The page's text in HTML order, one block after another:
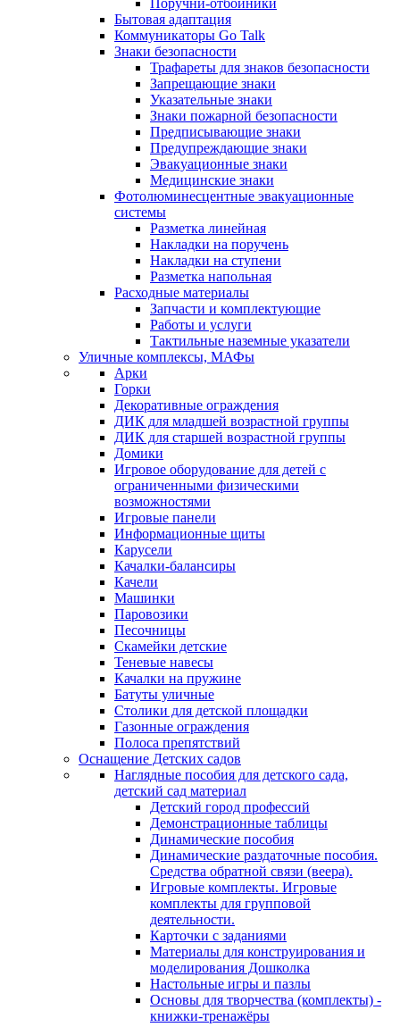
Поручни-отбойники
Бытовая адаптация
Коммуникаторы Go Talk
Знаки безопасности
Трафареты для знаков безопасности
Запрещающие знаки
Указательные знаки
Знаки пожарной безопасности
Предписывающие знаки
Предупреждающие знаки
Эвакуационные знаки
Медицинские знаки
Фотолюминесцентные эвакуационные
системы
Разметка линейная
Накладки на поручень
Накладки на ступени
Разметка напольная
Расходные материалы
Запчасти и комплектующие
Работы и услуги
Тактильные наземные указатели
Уличные комплексы, МАФы
Арки
Горки
Декоративные ограждения
ДИК для младшей возрастной группы
ДИК для старшей возрастной группы
Домики
Игровое оборудование для детей с
ограниченными физическими
возможностями
Игровые панели
Информационные щиты
Карусели
Качалки-балансиры
Качели
Машинки
Паровозики
Песочницы
Скамейки детские
Теневые навесы
Качалки на пружине
Батуты уличные
Столики для детской площадки
Газонные ограждения
Полоса препятствий
Оснащение Детских садов
Наглядные пособия для детского сада,
детский сад материал
Детский город профессий
Демонстрационные таблицы
Динамические пособия
Динамические раздаточные пособия.
Средства обратной связи (веера).
Игровые комплекты. Игровые
комплекты для групповой
деятельности.
Карточки с заданиями
Материалы для конструирования и
моделирования Дошколка
Настольные игры и пазлы
Основы для творчества (комплекты) -
книжки-тренажёры